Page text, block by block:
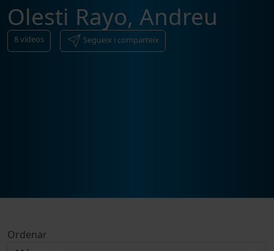
Olesti Rayo, Andreu
8vídeos Segueix i comparteix
Ordenar